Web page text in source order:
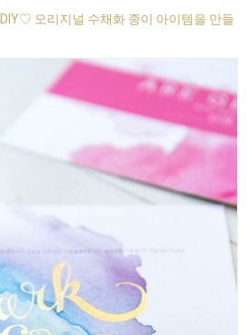
오리지널 수채화 종이 아이템을 만들